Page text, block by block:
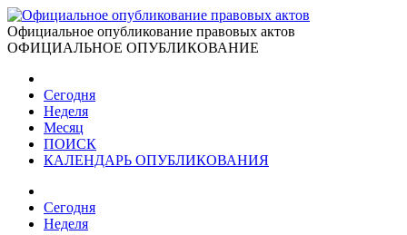
Официальное опубликование правовых актов
ОФИЦИАЛЬНОЕ ОПУБЛИКОВАНИЕ
Сегодня
Неделя
Месяц
ПОИСК
КАЛЕНДАРЬ ОПУБЛИКОВАНИЯ
Сегодня
Неделя